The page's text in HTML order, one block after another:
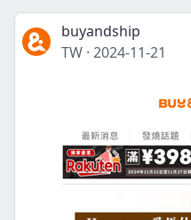
buyandship
TW · 2024-11-21